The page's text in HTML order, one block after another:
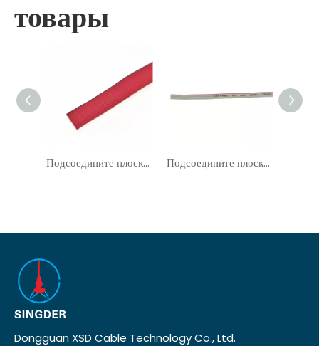
товары
Подсоедините плоский ленточный кабель UL21016 Подсоедините плоский ленточный кабель UL2651
Dongguan XSD Cable Technology Co., Ltd.